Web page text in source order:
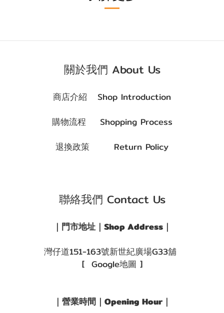
關於我們 About Us
商店介紹 Shop Introduction
購物流程 Shopping Process
退換政策 Return Policy
聯絡我們 Contact Us
｜門市地址｜Shop Address｜
灣仔道151-163號新世紀廣場G33舖
[ Google地圖 ]
｜營業時間｜Opening Hour｜